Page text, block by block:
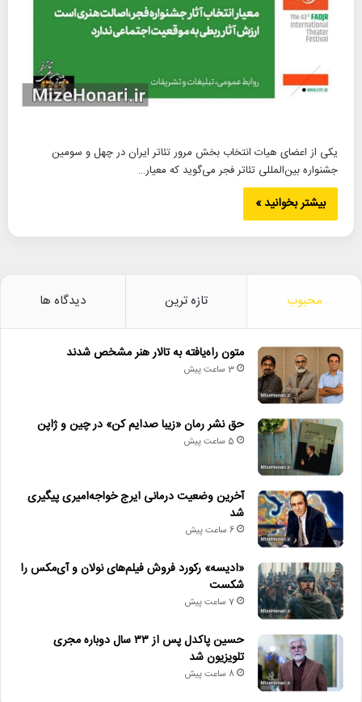
یکی از اعضای هیات انتخاب بخش مرور تئاتر ایران در چهل و سومین
جشنواره بین‌المللی تئاتر فجر می‌گوید که معیار…
بیشتر بخوانید »
محبوب تازه ترین دیدگاه ها
متون راه‌یافته به تالار هنر مشخص شدند
3 ساعت پیش
حق نشر رمان «زیبا صدایم کن» در چین و ژاپن
5 ساعت پیش
آخرین وضعیت درمانی ایرج خواجه‌امیری پیگیری
شد
6 ساعت پیش
«ادیسه» رکورد فروش فیلم‌های نولان و آی‌مکس را
شکست
7 ساعت پیش
حسین پاکدل پس از ۳۳ سال دوباره مجری
تلویزیون شد
8 ساعت پیش